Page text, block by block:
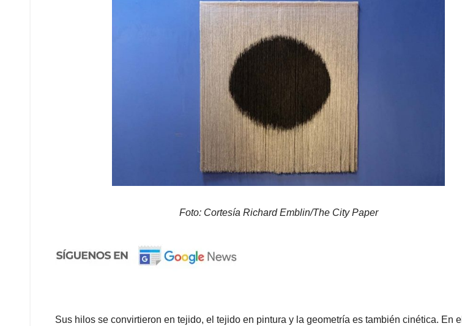
Foto: Cortesía Richard Emblin/The City Paper
Sus hilos se convirtieron en tejido, el tejido en pintura y la geometría es también cinética. En el